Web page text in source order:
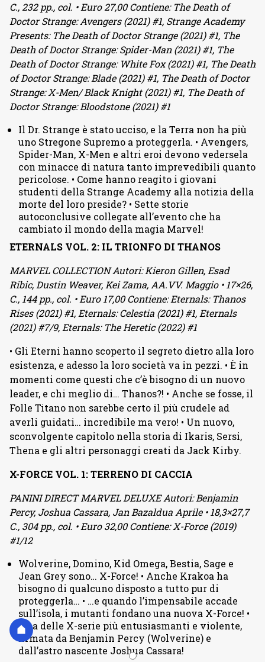
C., 232 pp., col. • Euro 27,00 Contiene: The Death of
Doctor Strange: Avengers (2021) #1, Strange Academy
Presents: The Death of Doctor Strange (2021) #1, The
Death of Doctor Strange: Spider-Man (2021) #1, The
Death of Doctor Strange: White Fox (2021) #1, The Death
of Doctor Strange: Blade (2021) #1, The Death of Doctor
Strange: X-Men/ Black Knight (2021) #1, The Death of
Doctor Strange: Bloodstone (2021) #1
Il Dr. Strange è stato ucciso, e la Terra non ha più
uno Stregone Supremo a proteggerla. • Avengers,
Spider-Man, X-Men e altri eroi devono vedersela
con minacce di natura tanto imprevedibili quanto
pericolose. • Come hanno reagito i giovani
studenti della Strange Academy alla notizia della
morte del loro preside? • Sette storie
autoconclusive collegate all’evento che ha
cambiato il mondo della magia Marvel!
ETERNALS VOL. 2: IL TRIONFO DI THANOS
MARVEL COLLECTION Autori: Kieron Gillen, Esad
Ribic, Dustin Weaver, Kei Zama, AA.VV. Maggio • 17×26,
C., 144 pp., col. • Euro 17,00 Contiene: Eternals: Thanos
Rises (2021) #1, Eternals: Celestia (2021) #1, Eternals
(2021) #7/9, Eternals: The Heretic (2022) #1
• Gli Eterni hanno scoperto il segreto dietro alla loro
esistenza, e adesso la loro società va in pezzi. • È in
momenti come questi che c’è bisogno di un nuovo
leader, e chi meglio di… Thanos?! • Anche se fosse, il
Folle Titano non sarebbe certo il più crudele ad
averli guidati… incredibile ma vero! • Un nuovo,
sconvolgente capitolo nella storia di Ikaris, Sersi,
Thena e gli altri personaggi creati da Jack Kirby.
X-FORCE VOL. 1: TERRENO DI CACCIA
PANINI DIRECT MARVEL DELUXE Autori: Benjamin
Percy, Joshua Cassara, Jan Bazaldua Aprile • 18,3×27,7
C., 304 pp., col. • Euro 32,00 Contiene: X-Force (2019)
#1/12
Wolverine, Domino, Kid Omega, Bestia, Sage e
Jean Grey sono… X-Force! • Anche Krakoa ha
bisogno di qualcuno disposto a tutto pur di
proteggerla… • …e quando l’impensabile accade
sull’isola, i mutanti fondano una nuova X-Force! •
Una delle X-serie più entusiasmanti e violente,
firmata da Benjamin Percy (Wolverine) e
dall’astro nascente Joshua Cassara!